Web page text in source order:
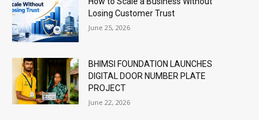
Losing Customer Trust
June 25, 2026
BHIMSI FOUNDATION LAUNCHES
DIGITAL DOOR NUMBER PLATE
PROJECT
June 22, 2026